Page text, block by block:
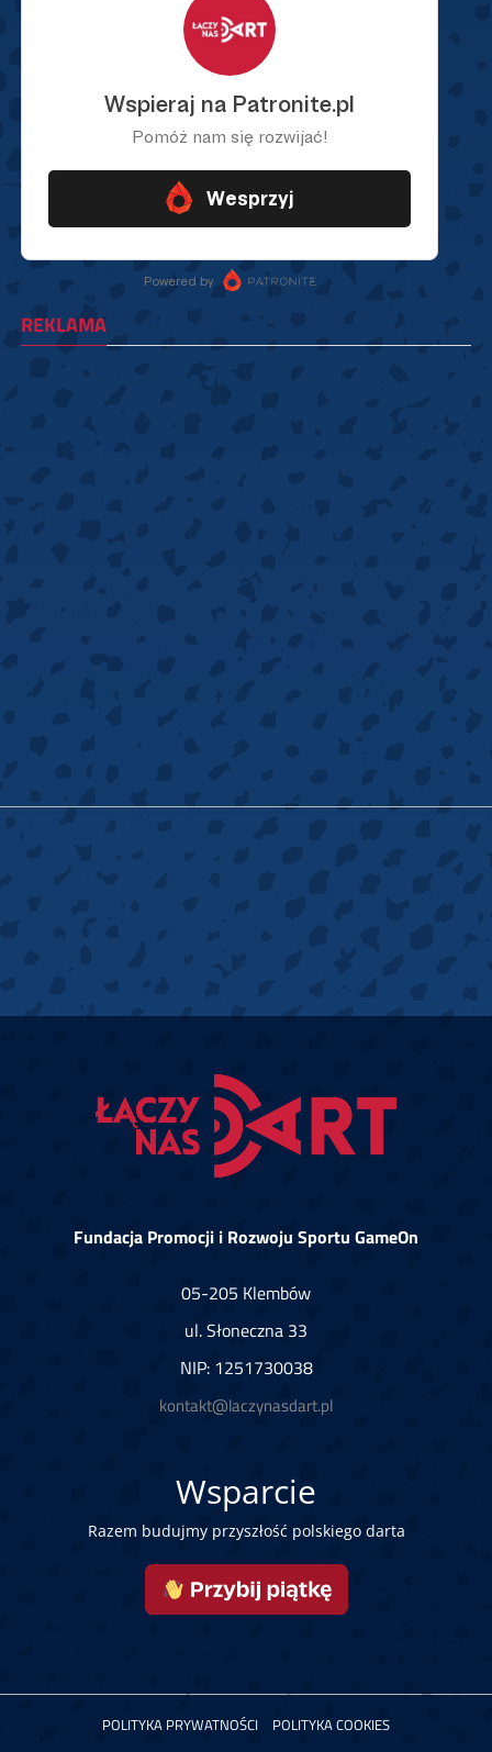
REKLAMA
Fundacja Promocji i Rozwoju Sportu GameOn
05-205 Klembów
ul. Słoneczna 33
NIP: 1251730038
kontakt@laczynasdart.pl
Wsparcie
Razem budujmy przyszłość polskiego darta
POLITYKA PRYWATNOŚCI POLITYKA COOKIES